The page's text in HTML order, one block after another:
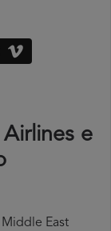
e
East